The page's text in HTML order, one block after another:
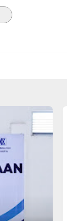
Buntut Dugaan Kredit
Bermasalah di